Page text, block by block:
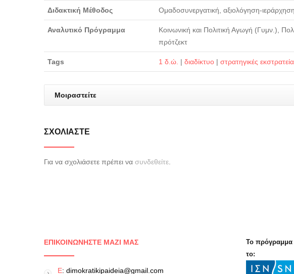
Διδακτική Μέθοδος Ομαδοσυνεργατική, αξιολόγηση-
Αναλυτικό Πρόγραμμα
Κοινωνική και Πολιτική Αγωγή (Γυμν.),
πρότζεκτ
Tags 1 δ.ώ. | διαδίκτυο | στρατηγικές
Μοιραστείτε
ΣΧΟΛΙΆΣΤΕ
Για να σχολιάσετε πρέπει να συνδεθείτε
ΕΠΙΚΟΙΝΩΝΉΣΤΕ ΜΑΖΊ ΜΑΣ
E: dimokratikipaideia@gmail.com
Το πρόγραμμα
το: